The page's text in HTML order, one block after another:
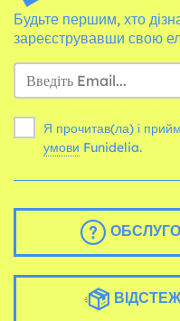
Будьте першим, хто
зареєструвавши свою
Я прочитав(ла) і
умови Funidelia.